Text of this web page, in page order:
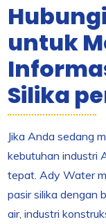
untuk
Silika
Jika Anda sedang
kebutuhan industri
tepat. Ady Water
pasir silika dengan
air, industri